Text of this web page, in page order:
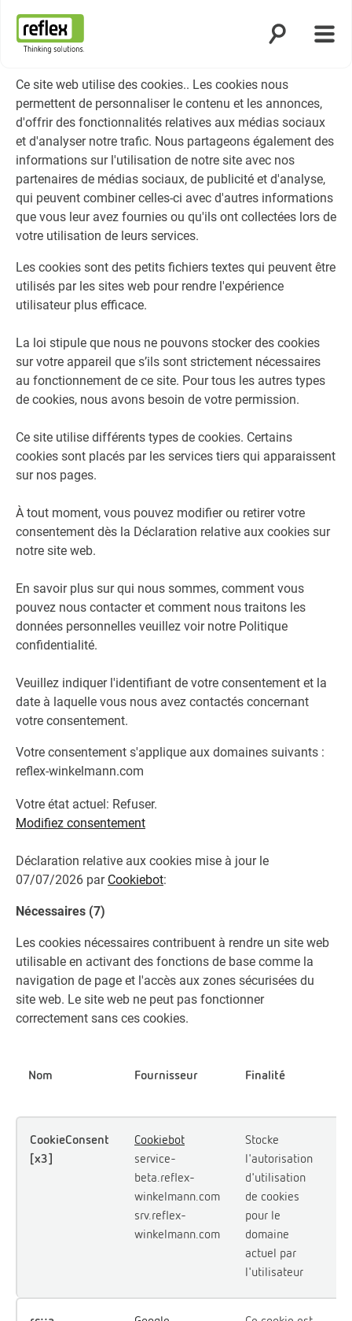
Ce site web utilise des cookies.. Les cookies nous
permettent de personnaliser le contenu et les annonces,
d'offrir des fonctionnalités relatives aux médias sociaux
et d'analyser notre trafic. Nous partageons également des
informations sur l'utilisation de notre site avec nos
partenaires de médias sociaux, de publicité et d'analyse,
qui peuvent combiner celles-ci avec d'autres informations
que vous leur avez fournies ou qu'ils ont collectées lors de
votre utilisation de leurs services.
Les cookies sont des petits fichiers textes qui peuvent être
utilisés par les sites web pour rendre l'expérience
utilisateur plus efficace.
La loi stipule que nous ne pouvons stocker des cookies
sur votre appareil que s’ils sont strictement nécessaires
au fonctionnement de ce site. Pour tous les autres types
de cookies, nous avons besoin de votre permission.
Ce site utilise différents types de cookies. Certains
cookies sont placés par les services tiers qui apparaissent
sur nos pages.
À tout moment, vous pouvez modifier ou retirer votre
consentement dès la Déclaration relative aux cookies sur
notre site web.
En savoir plus sur qui nous sommes, comment vous
pouvez nous contacter et comment nous traitons les
données personnelles veuillez voir notre Politique
confidentialité.
Veuillez indiquer l'identifiant de votre consentement et la
date à laquelle vous nous avez contactés concernant
votre consentement.
Votre consentement s'applique aux domaines suivants :
reflex-winkelmann.com
Votre état ​​actuel: Refuser.
Modifiez consentement
Déclaration relative aux cookies mise à jour le
07/07/2026 par Cookiebot:
Nécessaires (7)
Les cookies nécessaires contribuent à rendre un site web
utilisable en activant des fonctions de base comme la
navigation de page et l'accès aux zones sécurisées du
site web. Le site web ne peut pas fonctionner
correctement sans ces cookies.
Nom Fournisseur Finalité
CookieConsent
[x3]
Cookiebot
service-
beta.reflex-
winkelmann.com
srv.reflex-
winkelmann.com
Stocke
l'autorisation
d'utilisation
de cookies
pour le
domaine
actuel par
l'utilisateur